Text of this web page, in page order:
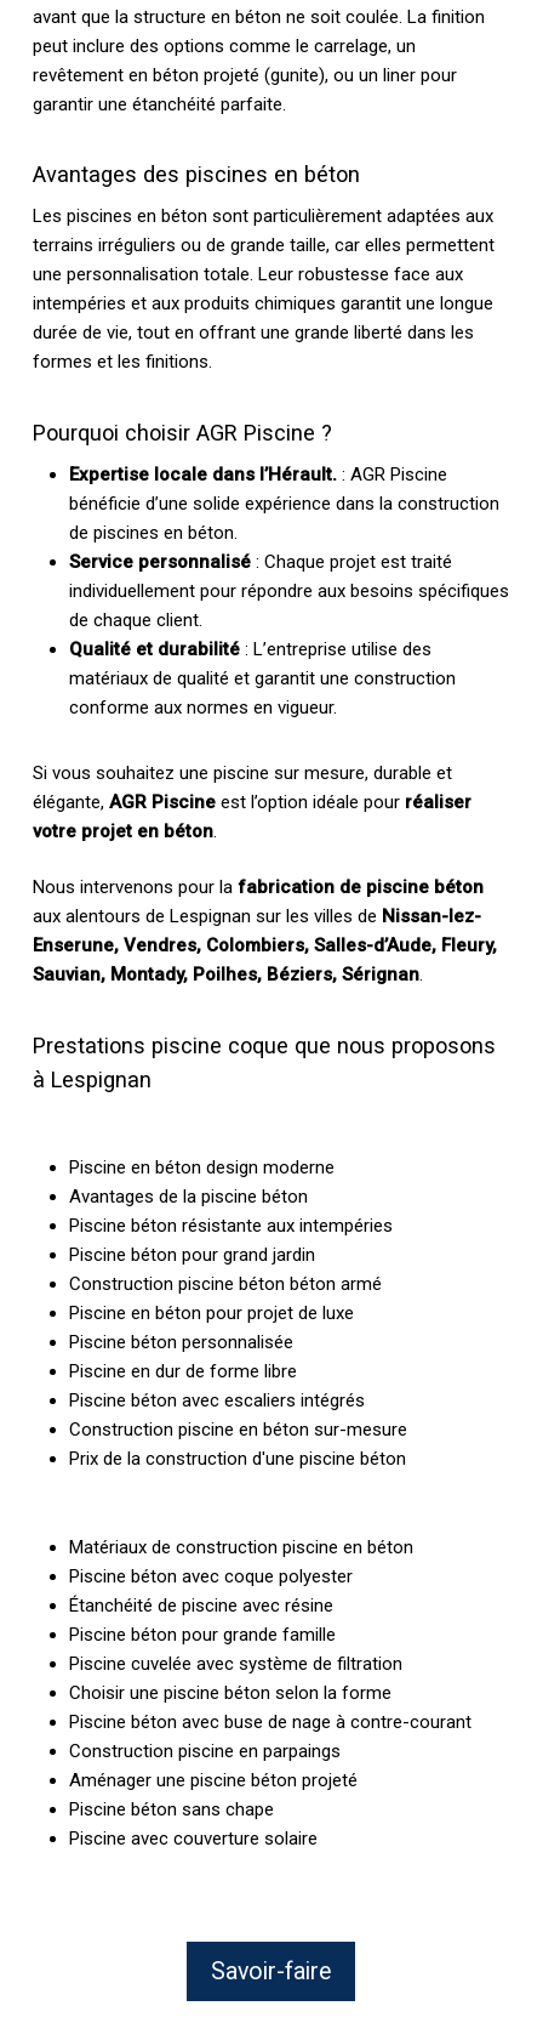
avant que la structure en béton ne soit coulée. La finition
peut inclure des options comme le carrelage, un
revêtement en béton projeté (gunite), ou un liner pour
garantir une étanchéité parfaite.
Avantages des piscines en béton
Les piscines en béton sont particulièrement adaptées aux
terrains irréguliers ou de grande taille, car elles permettent
une personnalisation totale. Leur robustesse face aux
intempéries et aux produits chimiques garantit une longue
durée de vie, tout en offrant une grande liberté dans les
formes et les finitions.
Pourquoi choisir AGR Piscine ?
Expertise locale dans l’Hérault.: AGR Piscine
bénéficie d’une solide expérience dans la construction
de piscines en béton.
Service personnalisé: Chaque projet est traité
individuellement pour répondre aux besoins spécifiques
de chaque client.
Qualité et durabilité: L’entreprise utilise des
matériaux de qualité et garantit une construction
conforme aux normes en vigueur.
Si vous souhaitez une piscine sur mesure, durable et
élégante, AGR Piscineest l’option idéale pour réaliser
votre projet en béton.
Nous intervenons pour la fabrication de piscine béton
aux alentours de Lespignan sur les villes de Nissan-lez-
Enserune, Vendres, Colombiers, Salles-d’Aude, Fleury,
Sauvian, Montady, Poilhes, Béziers, Sérignan.
Prestations piscine coque que nous proposons
à Lespignan
Piscine en béton design moderne
Avantages de la piscine béton
Piscine béton résistante aux intempéries
Piscine béton pour grand jardin
Construction piscine béton béton armé
Piscine en béton pour projet de luxe
Piscine béton personnalisée
Piscine en dur de forme libre
Piscine béton avec escaliers intégrés
Construction piscine en béton sur-mesure
Prix de la construction d'une piscine béton
Matériaux de construction piscine en béton
Piscine béton avec coque polyester
Étanchéité de piscine avec résine
Piscine béton pour grande famille
Piscine cuvelée avec système de filtration
Choisir une piscine béton selon la forme
Piscine béton avec buse de nage à contre-courant
Construction piscine en parpaings
Aménager une piscine béton projeté
Piscine béton sans chape
Piscine avec couverture solaire
Savoir-faire